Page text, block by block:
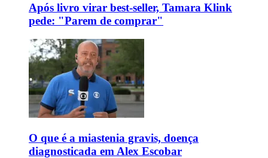
Após livro virar best-seller, Tamara Klink
pede: "Parem de comprar"
O que é a miastenia gravis, doença
diagnosticada em Alex Escobar